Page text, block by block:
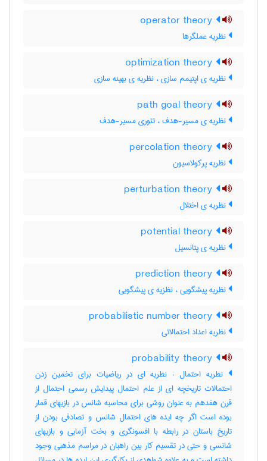
نظریه‌ عملگرها
نظریه ی اپتیمم سازی ، نظریه ی بهینه سازی
نظریه ی مسیر-هدف ، تئوری مسیر-هدف
نظریه پرکولاسیون
نظریه ی اختلال
نظریه ی پتانسیل
نظریه پیشگویی ، نظزیه ی پیشگویی
نظریه اعداد احتمالاتی
نظریه احتمال : نظریه ای در ریاضیات برای تخمین زدن
احتمالات تاریخچه ای از علم احتمال پیدایش رسمی احتمال از
قرن هفدهم به عنوان روشی برای محاسبه شانس در بازیهای قمار
بوده است اگر چه ایده های احتمال شانس و تصادفی بودن از
تاریخ باستان در رابطه با افسونگری و بخت آزمایی و بازیهای
شانسی و حتی در تقسیم کار بین راهبان در مراسم مذهبی وجود